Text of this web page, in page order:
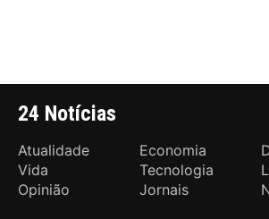
24 Notícias
Atualidade Economia
Vida
Tecnologia
Opinião
Jornais